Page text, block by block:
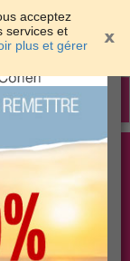
acceptez
services et
plus et gérer
et être bien
×